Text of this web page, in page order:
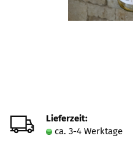
Lieferzeit:
ca. 3-4 Werktage